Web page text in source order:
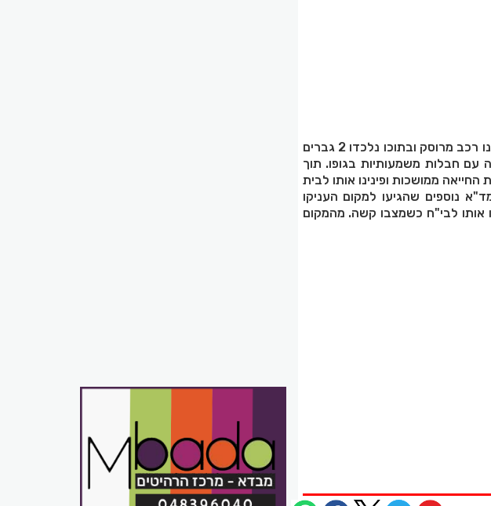
, סיפרו: "ראינו רכב מרוסק ובתוכו נלכדו 2 גברים
עם חבלות משמעותיות בגופו. תוך
החייאה ממושכות ופינינו אותו לבית
נוספים שהגיעו למקום העניקו
אותו לבי"ח כשמצבו קשה. מהמקום